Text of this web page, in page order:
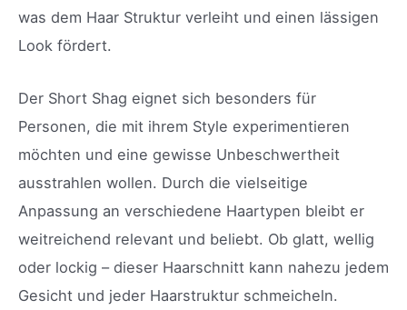
was dem Haar Struktur verleiht und einen lässigen
Look fördert.
Der Short Shag eignet sich besonders für
Personen, die mit ihrem Style experimentieren
möchten und eine gewisse Unbeschwertheit
ausstrahlen wollen. Durch die vielseitige
Anpassung an verschiedene Haartypen bleibt er
weitreichend relevant und beliebt. Ob glatt, wellig
oder lockig – dieser Haarschnitt kann nahezu jedem
Gesicht und jeder Haarstruktur schmeicheln.